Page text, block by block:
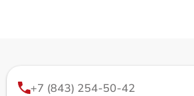
+7 (843) 254-50-42